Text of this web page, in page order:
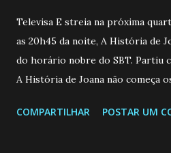
Televisa E streia na próxima
as 20h45 da noite, A História de
do horário nobre do SBT. Partiu
A História de Joana não começa
de 25/05/26 a 31/05/26 JOANA
COMPARTILHAR POSTAR UM